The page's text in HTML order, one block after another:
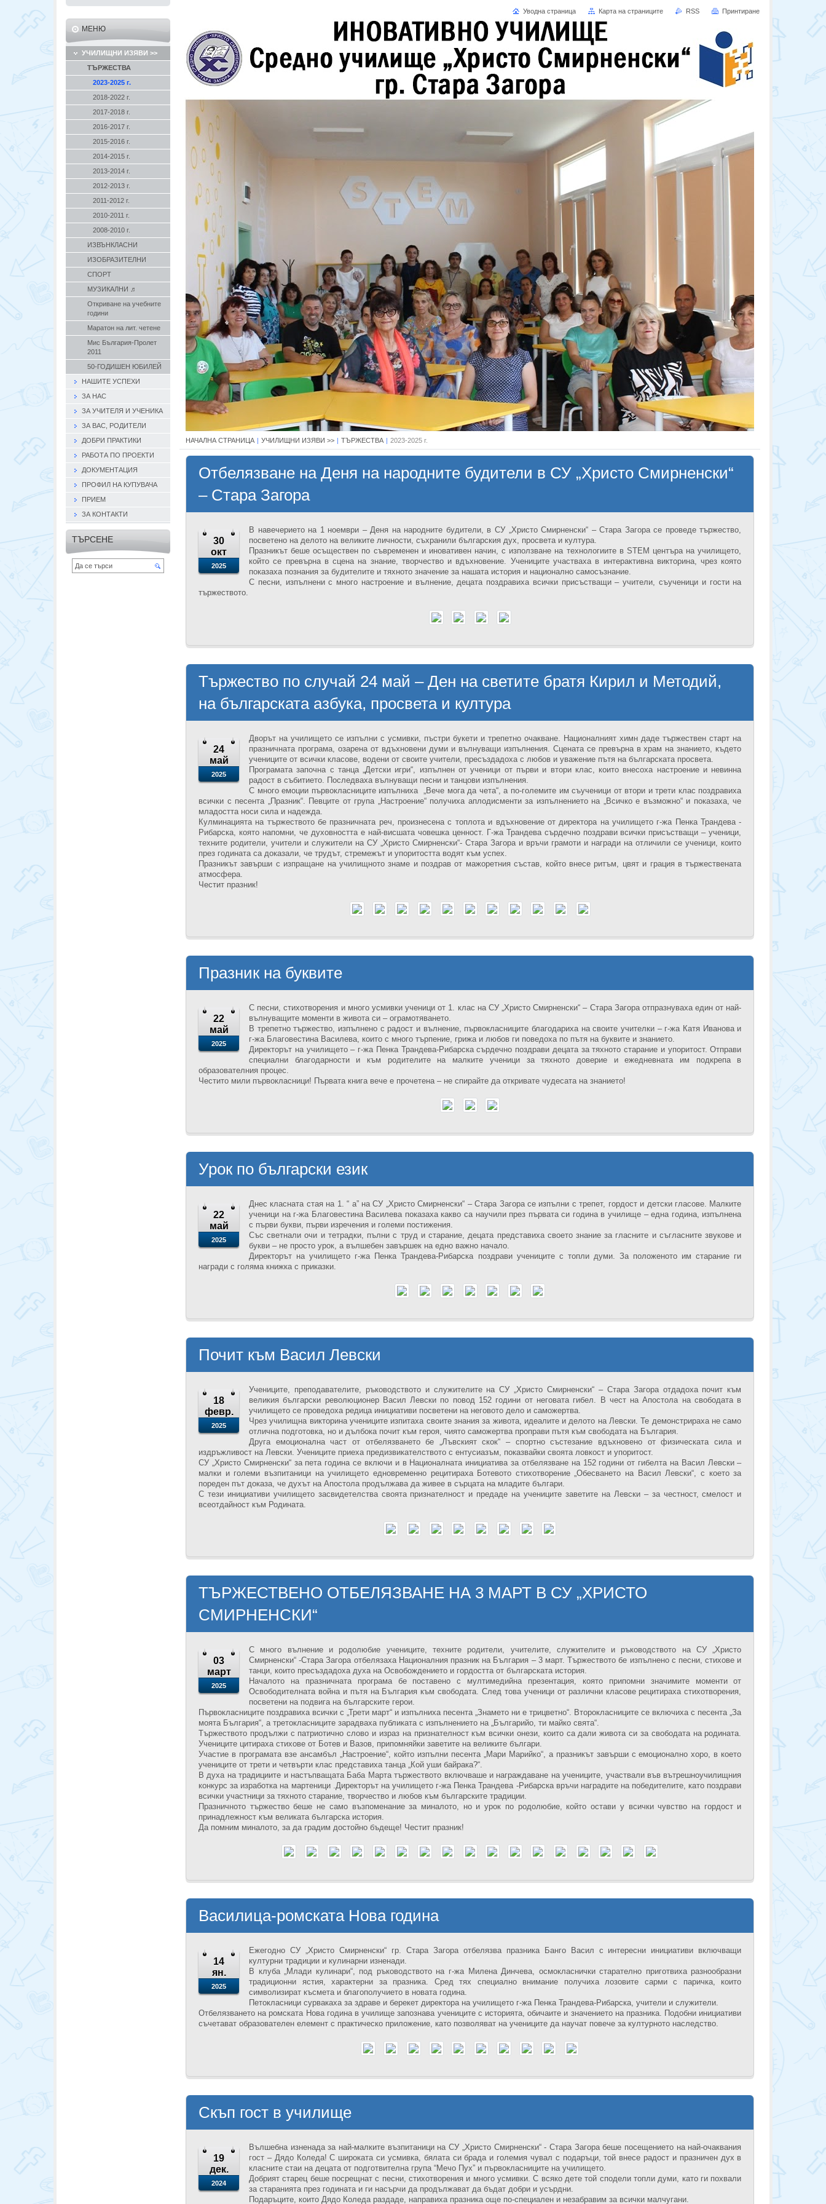
НАЧАЛНА СТРАНИЦА УЧИЛИЩНИ ИЗЯВИ >> ТЪРЖЕСТВА 2023-2025 г.
Отбелязване на Деня на народните будители в СУ „Христо Смирненски“
– Стара Загора
30
окт
2025
В навечерието на 1 ноември – Деня на народните будители, в СУ „Христо Смирненски“ – Стара Загора се проведе тържество,
посветено на делото на великите личности, съхранили българския дух, просвета и култура.
Празникът беше осъществен по съвременен и иновативен начин, с използване на технологиите в STEM центъра на училището,
който се превърна в сцена на знание, творчество и вдъхновение. Учениците участваха в интерактивна викторина, чрез която
показаха познания за будителите и тяхното значение за нашата история и национално самосъзнание.
С песни, изпълнени с много настроение и вълнение, децата поздравиха всички присъстващи – учители, съученици и гости на
тържеството.
Тържество по случай 24 май – Ден на светите братя Кирил и Методий,
на българската азбука, просвета и култура
24
май
2025
Дворът на училището се изпълни с усмивки, пъстри букети и трепетно очакване. Националният химн даде тържествен старт на
празничната програма, озарена от вдъхновени думи и вълнуващи изпълнения. Сцената се превърна в храм на знанието, където
учениците от всички класове, водени от своите учители, пресъздадоха с любов и уважение пътя на българската просвета.
Програмата започна с танца „Детски игри“, изпълнен от ученици от първи и втори клас, които внесоха настроение и невинна
радост в събитието. Последваха вълнуващи песни и танцови изпълнения.
С много емоции първокласниците изпълниха „Вече мога да чета“, а по-големите им съученици от втори и трети клас поздравиха
всички с песента „Празник“. Певците от група „Настроение“ получиха аплодисменти за изпълнението на „Всичко е възможно“ и показаха, че
младостта носи сила и надежда.
Кулминацията на тържеството бе празничната реч, произнесена с топлота и вдъхновение от директора на училището г-жа Пенка Трандeва -
Рибарска, която напомни, че духовността е най-висшата човешка ценност. Г-жа Трандева сърдечно поздрави всички присъстващи – ученици,
техните родители, учители и служители на СУ „Христо Смирненски“- Стара Загора и връчи грамоти и награди на отличили се ученици, които
през годината са доказали, че трудът, стремежът и упоритостта водят към успех.
Празникът завърши с изпращане на училищното знаме и поздрав от мажоретния състав, който внесе ритъм, цвят и грация в тържествената
атмосфера.
Честит празник!
Празник на буквите
22
май
2025
С песни, стихотворения и много усмивки ученици от 1. клас на СУ „Христо Смирненски“ – Стара Загора отпразнуваха един от най-
вълнуващите моменти в живота си – ограмотяването.
В трепетно тържество, изпълнено с радост и вълнение, първокласниците благодариха на своите учителки – г-жа Катя Иванова и
г-жа Благовестина Василева, които с много търпение, грижа и любов ги поведоха по пътя на буквите и знанието.
Директорът на училището – г-жа Пенка Трандева-Рибарска сърдечно поздрави децата за тяхното старание и упоритост. Отправи
специални благодарности и към родителите на малките ученици за тяхното доверие и ежедневната им подкрепа в
образователния процес.
Честито мили първокласници! Първата книга вече е прочетена – не спирайте да откривате чудесата на знанието!
Урок по български език
22
май
2025
Днес класната стая на 1. “ а” на СУ „Христо Смирненски“ – Стара Загора се изпълни с трепет, гордост и детски гласове. Малките
ученици на г-жа Благовестина Василева показаха какво са научили през първата си година в училище – една година, изпълнена
с първи букви, първи изречения и големи постижения.
Със светнали очи и тетрадки, пълни с труд и старание, децата представиха своето знание за гласните и съгласните звукове и
букви – не просто урок, а вълшебен завършек на едно важно начало.
Директорът на училището г-жа Пенка Трандева-Рибарска поздрави учениците с топли думи. За положеното им старание ги
награди с голяма книжка с приказки.
Почит към Васил Левски
18
февр.
2025
Учениците, преподавателите, ръководството и служителите на СУ „Христо Смирненски“ – Стара Загора отдадоха почит към
великия български революционер Васил Левски по повод 152 години от неговата гибел. В чест на Апостола на свободата в
училището се проведоха редица инициативи посветени на неговото дело и саможертва.
Чрез училищна викторина учениците изпитаха своите знания за живота, идеалите и делото на Левски. Те демонстрираха не само
отлична подготовка, но и дълбока почит към героя, чиято саможертва проправи пътя към свободата на България.
Друга емоционална част от отбелязването бе „Лъвският скок“ – спортно състезание вдъхновено от физическата сила и
издръжливост на Левски. Учениците приеха предизвикателството с ентусиазъм, показвайки своята ловкост и упоритост.
СУ „Христо Смирненски“ за пета година се включи и в Националната инициатива за отбелязване на 152 години от гибелта на Васил Левски –
малки и големи възпитаници на училището едновременно рецитираха Ботевото стихотворение „Обесването на Васил Левски“, с което за
пореден път доказа, че духът на Апостола продължава да живее в сърцата на младите българи.
С тези инициативи училището засвидетелства своята признателност и предаде на учениците заветите на Левски – за честност, смелост и
всеотдайност към Родината.
ТЪРЖЕСТВЕНО ОТБЕЛЯЗВАНЕ НА 3 МАРТ В СУ „ХРИСТО
СМИРНЕНСКИ“
03
март
2025
С много вълнение и родолюбие учениците, техните родители, учителите, служителите и ръководството на СУ „Христо
Смирненски“ -Стара Загора отбелязаха Националния празник на България – 3 март. Тържеството бе изпълнено с песни, стихове и
танци, които пресъздадоха духа на Освобождението и гордостта от българската история.
Началото на празничната програма бе поставено с мултимедийна презентация, която припомни значимите моменти от
Освободителната война и пътя на България към свободата. След това ученици от различни класове рецитираха стихотворения,
посветени на подвига на българските герои.
Първокласниците поздравиха всички с „Трети март“ и изпълниха песента „Знамето ни е трицветно“. Второкласниците се включиха с песента „За
моята България“, а третокласниците зарадваха публиката с изпълнението на „Българийо, ти майко свята“.
Тържеството продължи с патриотично слово и израз на признателност към всички онези, които са дали живота си за свободата на родината.
Учениците цитираха стихове от Ботев и Вазов, припомняйки заветите на великите българи.
Участие в програмата взе ансамбъл „Настроение“, който изпълни песента „Мари Марийко“, а празникът завърши с емоционално хоро, в което
учениците от трети и четвърти клас представиха танца „Кой уши байрака?“.
В духа на традициите и настъпващата Баба Марта тържеството включваше и награждаване на учениците, участвали във вътрешноучилищния
конкурс за изработка на мартеници .Директорът на училището г-жа Пенка Трандева -Рибарска връчи наградите на победителите, като поздрави
всички участници за тяхното старание, творчество и любов към българските традиции.
Празничното тържество беше не само възпоменание за миналото, но и урок по родолюбие, който остави у всички чувство на гордост и
принадлежност към великата българска история.
Да помним миналото, за да градим достойно бъдеще! Честит празник!
Василица-ромската Нова година
14
ян.
2025
Ежегодно СУ „Христо Смирненски“ гр. Стара Загора отбелязва празника Банго Васил с интересни инициативи включващи
културни традиции и кулинарни изненади.
В клуба „Млади кулинари“, под ръководството на г-жа Милена Динчева, осмокласнички старателно приготвиха разнообразни
традиционни ястия, характерни за празника. Сред тях специално внимание получиха лозовите сарми с паричка, които
символизират късмета и благополучието в новата година.
Петокласници сурвакаха за здраве и берекет директора на училището г-жа Пенка Трандева-Рибарска, учители и служители.
Отбелязването на ромската Нова година в училище запознава учениците с историята, обичаите и значението на празника. Подобни инициативи
съчетават образователен елемент с практическо приложение, като позволяват на учениците да научат повече за културното наследство.
Скъп гост в училище
19
дек.
2024
Вълшебна изненада за най-малките възпитаници на СУ „Христо Смирненски“ - Стара Загора беше посещението на най-очаквания
гост – Дядо Коледа! С широката си усмивка, бялата си брада и големия чувал с подаръци, той внесе радост и празничен дух в
класните стаи на децата от подготвителна група “Мечо Пух” и първокласниците на училището.
Добрият старец беше посрещнат с песни, стихотворения и много усмивки. С всяко дете той сподели топли думи, като ги похвали
за старанията през годината и ги насърчи да продължават да бъдат добри и усърдни.
Подаръците, които Дядо Коледа раздаде, направиха празника още по-специален и незабравим за всички малчугани.
МЕНЮ
УЧИЛИЩНИ ИЗЯВИ >>
ТЪРЖЕСТВА
2023-2025 г.
2018-2022 г.
2017-2018 г.
2016-2017 г.
2015-2016 г.
2014-2015 г.
2013-2014 г.
2012-2013 г.
2011-2012 г.
2010-2011 г.
2008-2010 г.
ИЗВЪНКЛАСНИ
ИЗОБРАЗИТЕЛНИ
СПОРТ
МУЗИКАЛНИ ♬
Откриване на учебните
години
Маратон на лит. четене
Мис България-Пролет
2011
50-ГОДИШЕН ЮБИЛЕЙ
НАШИТЕ УСПЕХИ
ЗА НАС
ЗА УЧИТЕЛЯ И УЧЕНИКА
ЗА ВАС, РОДИТЕЛИ
ДОБРИ ПРАКТИКИ
РАБОТА ПО ПРОЕКТИ
ДОКУМЕНТАЦИЯ
ПРОФИЛ НА КУПУВАЧА
ПРИЕМ
ЗА КОНТАКТИ
ТЪРСЕНЕ
Уводна страница Карта на страниците RSS Принтиране